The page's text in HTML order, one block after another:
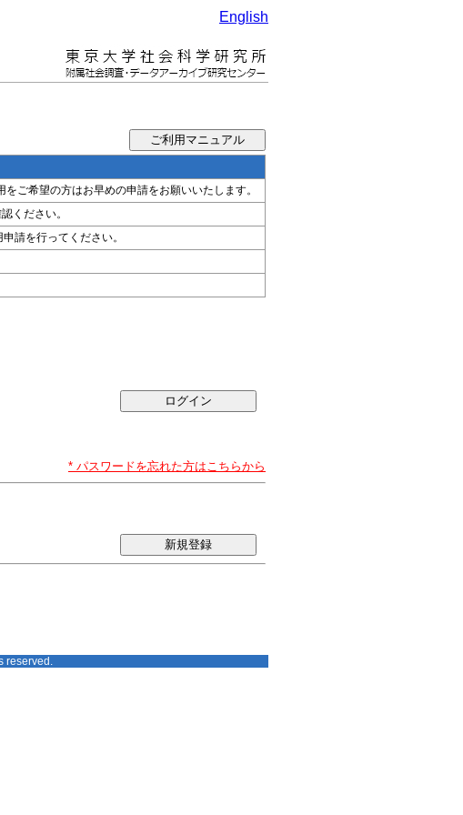
English
ご希望の方はお早めの申請をお願いいたします。
ください。
請を行ってください。
* パスワードを忘れた方はこちらから
新規登録
reserved.